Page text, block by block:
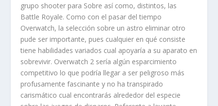
grupo shooter para Sobre así­ como, distintos, las
Battle Royale. Como con el pasar del tiempo
Overwatch, la selección sobre un astro eliminar otro
pude ser importante, pues cualquier en qué consiste
tiene habilidades variados cual apoyaría a su aparato en
sobrevivir. Overwatch 2 serí­a algún esparcimiento
competitivo lo que podrí­a llegar a ser peligroso más
profusamente fascinante y no ha transpirado
carismático cual encontrarás alrededor del especie